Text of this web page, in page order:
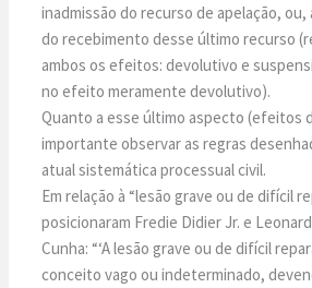
inadmissão do recurso de apelação,
do recebimento desse último recurso
ambos os efeitos: devolutivo e
no efeito meramente devolutivo).
Quanto a esse último aspecto (efeitos
importante observar as regras
atual sistemática processual civil.
Em relação à “lesão grave ou de difícil
posicionaram Fredie Didier Jr. e
Cunha: “‘A lesão grave ou de difícil
conceito vago ou indeterminado,